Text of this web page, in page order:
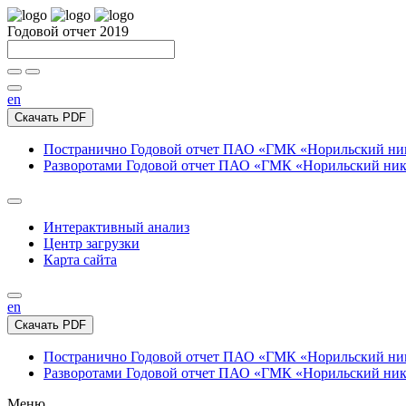
Годовой отчет 2019
en
Скачать PDF
Постранично Годовой отчет ПАО «ГМК «Норильский
Разворотами Годовой отчет ПАО «ГМК «Норильский
Интерактивный анализ
Центр загрузки
Карта сайта
en
Скачать PDF
Постранично Годовой отчет ПАО «ГМК «Норильский
Разворотами Годовой отчет ПАО «ГМК «Норильский